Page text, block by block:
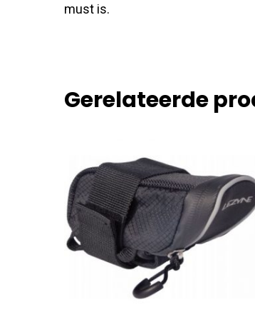
must is.
Gerelateerde